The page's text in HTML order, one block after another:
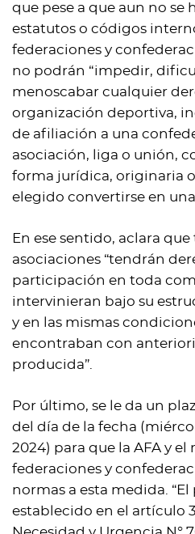
que pese a que aun no se
estatutos o códigos
federaciones y
no podrán “impedir,
menoscabar cualquier
organización deportiva,
de afiliación a una
asociación, liga o unión,
forma jurídica, originaria o
elegido convertirse en una
En ese sentido, aclara
asociaciones “tendrán
participación en toda
intervinieran bajo su
y en las mismas
encontraban con
producida”.
Por último, se le da un
del día de la fecha
2024) para que la AFA y el
federaciones y
normas a esta medida. “El
establecido en el artículo